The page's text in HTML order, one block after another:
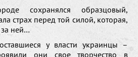
сохранялся образцовый,
страх перед той силой, которая,
за ней…
у власти украинцы –
они свое творчество в